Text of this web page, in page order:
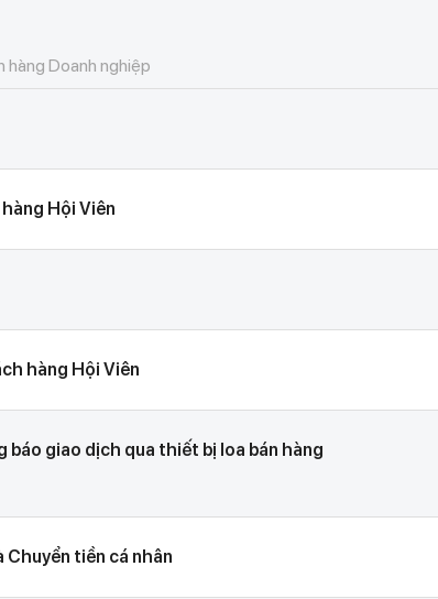
doanh
hàng Doanh nghiệp
Hội Viên
hàng Hội Viên
giao dịch qua thiết bị loa bán hàng
Chuyển tiền cá nhân